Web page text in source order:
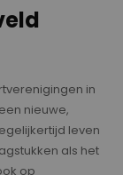
in
nieuwe,
leven
als het
op